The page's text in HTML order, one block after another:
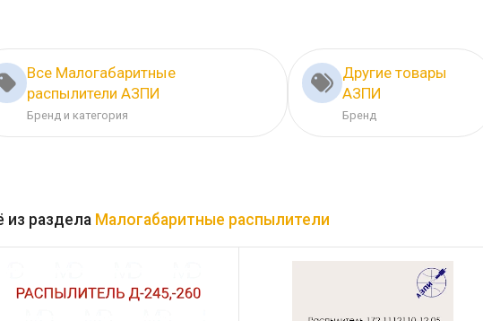
Все Малогабаритные
распылители АЗПИ
Бренд и категория
Другие товары
АЗПИ
Бренд
из раздела Малогабаритные распылители